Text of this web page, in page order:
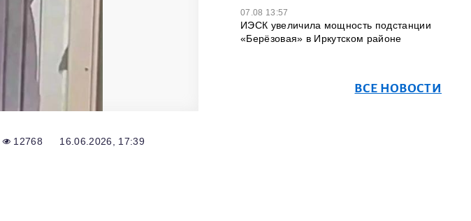
12768 16.06.2026, 17:39
07.08 13:57
ИЭСК увеличила мощность подстанции
«Берёзовая» в Иркутском районе
ВСЕ НОВОСТИ